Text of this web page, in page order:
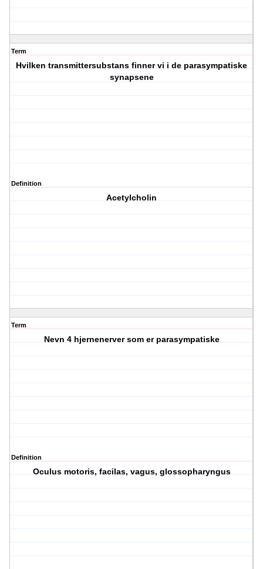
Term
Hvilken transmittersubstans finner vi i de parasympatiske
synapsene
Definition
Acetylcholin
Term
Nevn 4 hjernenerver som er parasympatiske
Definition
Oculus motoris, facilas, vagus, glossopharyngus